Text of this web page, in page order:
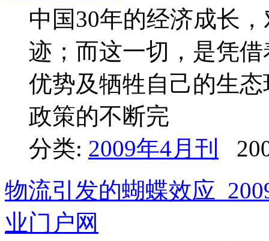
中国30年的经济成长
迹；而这一切，是凭
优势及牺牲自己的生
政策的不断完
分类: 2009年4月刊
物流引发的蝴蝶效应
业门户网